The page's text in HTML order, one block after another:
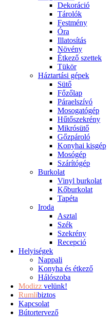
Dekoráció
Tárolók
Festmény
Óra
Illatosítás
Növény
Étkező szettek
Tükör
Háztartási gépek
Sütő
Főzőlap
Páraelszívó
Mosogatógép
Hűtőszekrény
Mikrósütő
Gőzpároló
Konyhai kisgép
Mosógép
Szárítógép
Burkolat
Vinyl burkolat
Kőburkolat
Tapéta
Iroda
Asztal
Szék
Szekrény
Recepció
Helyiségek
Nappali
Konyha és étkező
Hálószoba
Modizz velünk!
Rumlibiztos
Kapcsolat
Bútortervező